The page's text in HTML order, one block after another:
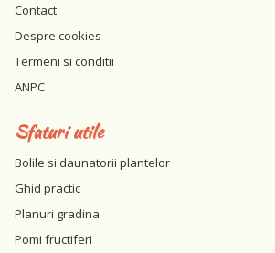
Contact
Despre cookies
Termeni si conditii
ANPC
Sfaturi utile
Bolile si daunatorii plantelor
Ghid practic
Planuri gradina
Pomi fructiferi